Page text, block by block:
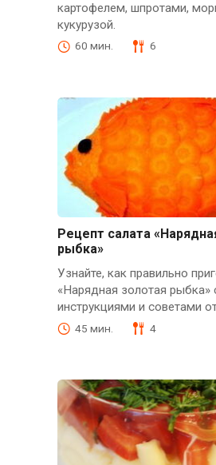
картофелем, шпротами,
кукурузой.
60 мин. 6
Рецепт салата
рыбка»
Узнайте, как правильно
«Нарядная золотая
инструкциями и советами
45 мин. 4